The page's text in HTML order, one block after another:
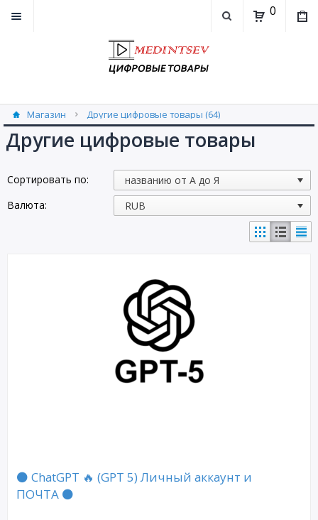
0
Магазин Другие цифровые товары (64)
Другие цифровые товары
Сортировать по:
Валюта:
⚫ ChatGPT 🔥 (GPT 5) Личный аккаунт и
ПОЧТА ⚫